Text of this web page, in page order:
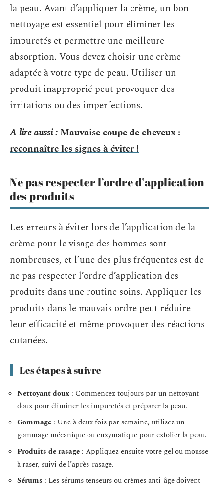
la peau. Avant d’appliquer la crème, un bon
nettoyage est essentiel pour éliminer les
impuretés et permettre une meilleure
absorption. Vous devez choisir une crème
adaptée à votre type de peau. Utiliser un
produit inapproprié peut provoquer des
irritations ou des imperfections.
A lire aussi :Mauvaise coupe de cheveux :
reconnaître les signes à éviter !
Ne pas respecter l’ordre d’application
des produits
Les erreurs à éviter lors de l’application de la
crème pour le visage des hommes sont
nombreuses, et l’une des plus fréquentes est de
ne pas respecter l’ordre d’application des
produits dans une routine soins. Appliquer les
produits dans le mauvais ordre peut réduire
leur efficacité et même provoquer des réactions
cutanées.
Les étapes à suivre
Nettoyant doux : Commencez toujours par un nettoyant
doux pour éliminer les impuretés et préparer la peau.
Gommage : Une à deux fois par semaine, utilisez un
gommage mécanique ou enzymatique pour exfolier la peau.
Produits de rasage : Appliquez ensuite votre gel ou mousse
à raser, suivi de l’après-rasage.
Sérums : Les sérums tenseurs ou crèmes anti-âge doivent